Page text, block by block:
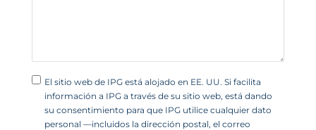
El sitio web de IPG está alojado en EE. UU. Si facilita
información a IPG a través de su sitio web, está dando
su consentimiento para que IPG utilice cualquier dato
personal —incluidos la dirección postal, el correo